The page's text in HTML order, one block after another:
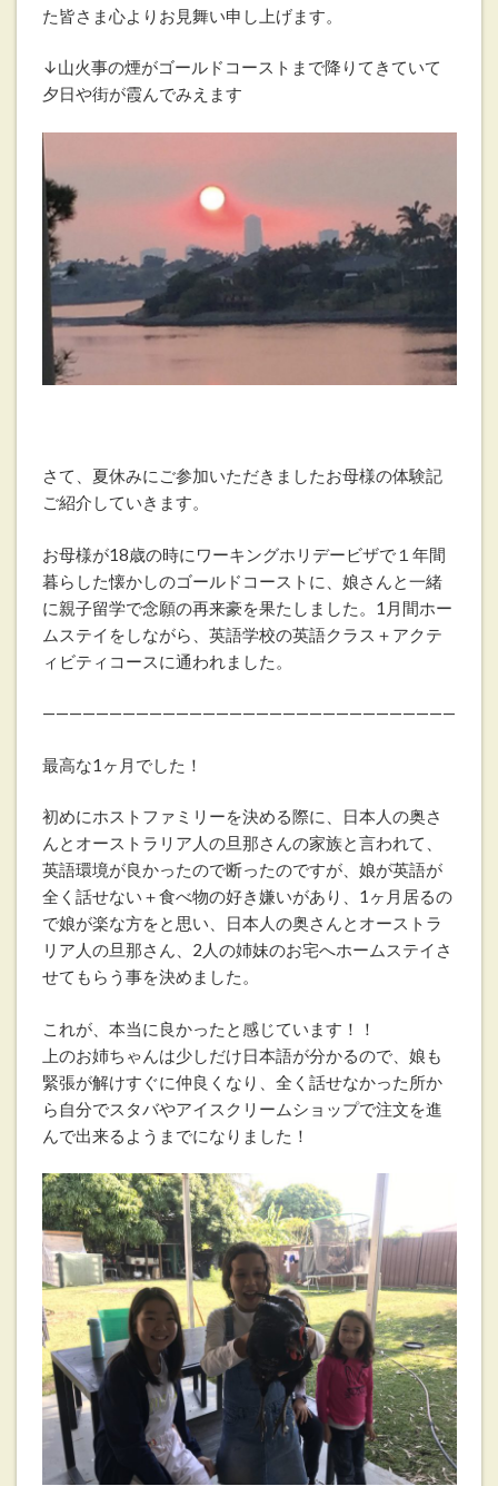
た皆さま心よりお見舞い申し上げます。
↓山火事の煙がゴールドコーストまで降りてきていて
夕日や街が霞んでみえます
さて、夏休みにご参加いただきましたお母様の体験記
ご紹介していきます。
お母様が18歳の時にワーキングホリデービザで１年間
暮らした懐かしのゴールドコーストに、娘さんと一緒
に親子留学で念願の再来豪を果たしました。1月間ホー
ムステイをしながら、英語学校の英語クラス＋アクテ
ィビティコースに通われました。
———————————————————————————————
最高な1ヶ月でした！
初めにホストファミリーを決める際に、日本人の奥さ
んとオーストラリア人の旦那さんの家族と言われて、
英語環境が良かったので断ったのですが、娘が英語が
全く話せない＋食べ物の好き嫌いがあり、1ヶ月居るの
で娘が楽な方をと思い、日本人の奥さんとオーストラ
リア人の旦那さん、2人の姉妹のお宅へホームステイさ
せてもらう事を決めました。
これが、本当に良かったと感じています！！
上のお姉ちゃんは少しだけ日本語が分かるので、娘も
緊張が解けすぐに仲良くなり、全く話せなかった所か
ら自分でスタバやアイスクリームショップで注文を進
んで出来るようまでになりました！